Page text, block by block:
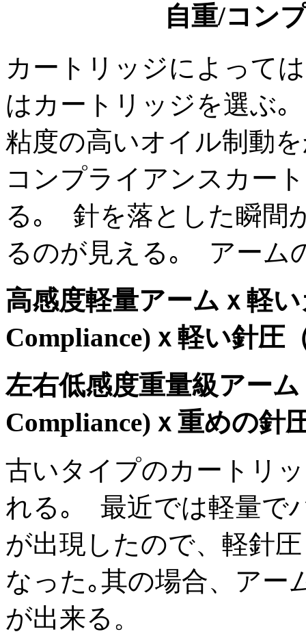
自重/コン
カートリッジによって
はカートリッジを選
粘度の高いオイル制動
コンプライアンスカー
る｡ 針を落とした瞬間
るのが見える｡ アーム
高感度軽量アームｘ軽
Compliance)ｘ軽い針圧
左右低感度重量級アー
Compliance)ｘ重めの針
古いタイプのカートリ
れる｡ 最近では軽量で
が出現したので、軽針
なった｡其の場合、アー
が出来る。